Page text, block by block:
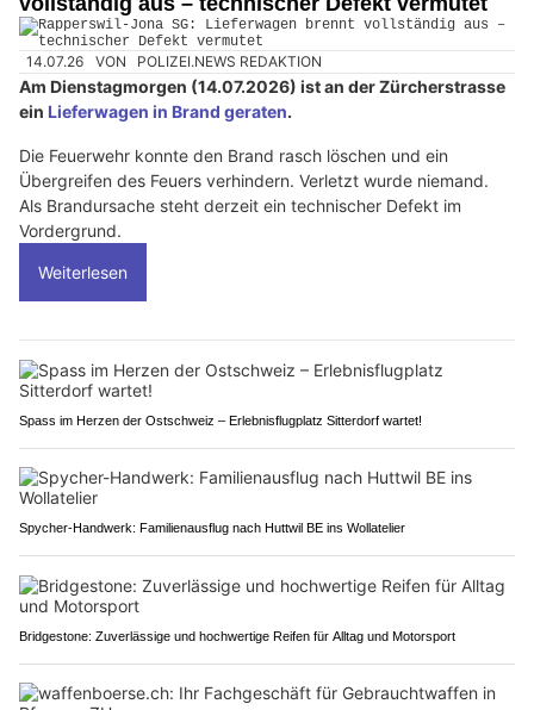
14.07.26 VON POLIZEI.NEWS REDAKTION
Am Dienstagmorgen (14.07.2026) ist an der Zürcherstrasse
ein Lieferwagen in Brand geraten.
Die Feuerwehr konnte den Brand rasch löschen und ein
Übergreifen des Feuers verhindern. Verletzt wurde niemand.
Als Brandursache steht derzeit ein technischer Defekt im
Vordergrund.
Weiterlesen
Spass im Herzen der Ostschweiz – Erlebnisflugplatz Sitterdorf wartet!
Spycher-Handwerk: Familienausflug nach Huttwil BE ins Wollatelier
Bridgestone: Zuverlässige und hochwertige Reifen für Alltag und Motorsport